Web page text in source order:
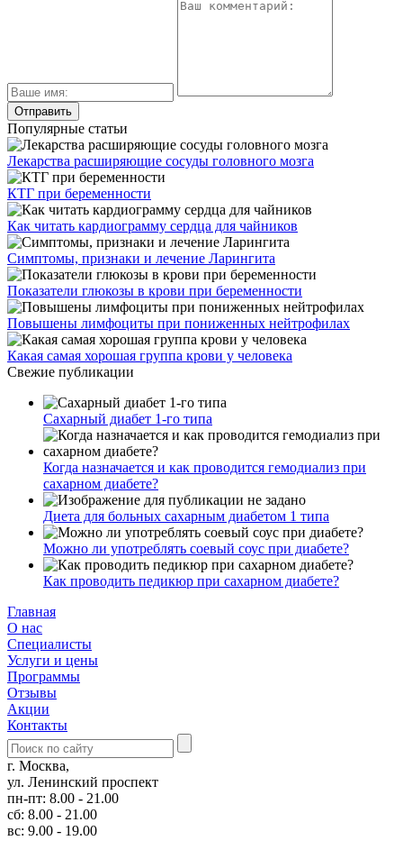
Популярные статьи
Лекарства расширяющие сосуды головного мозга
КТГ при беременности
Как читать кардиограмму сердца для чайников
Симптомы, признаки и лечение Ларингита
Показатели глюкозы в крови при беременности
Повышены лимфоциты при пониженных нейтрофилах
Какая самая хорошая группа крови у человека
Свежие публикации
Сахарный диабет 1-го типа
Когда назначается и как проводится гемодиализ при
сахарном диабете?
Диета для больных сахарным диабетом 1 типа
Можно ли употреблять соевый соус при диабете?
Как проводить педикюр при сахарном диабете?
Главная
О нас
Cпециалисты
Услуги и цены
Программы
Отзывы
Акции
Контакты
г. Москва,
ул. Ленинский проспект
пн-пт: 8.00 - 21.00
сб: 8.00 - 21.00
вс: 9.00 - 19.00